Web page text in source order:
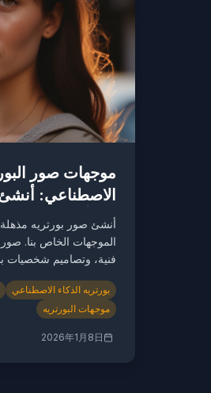
موجهات صور
الاصطناعي:
مجاناً
أنشئ صور بورتريه مذهلة
الموجهات الخاص بنا.
فنية، وتصاميم شخصيات
بورتريه الذكاء الاصطناعي
موجهات البورتريه
2026年1月8日